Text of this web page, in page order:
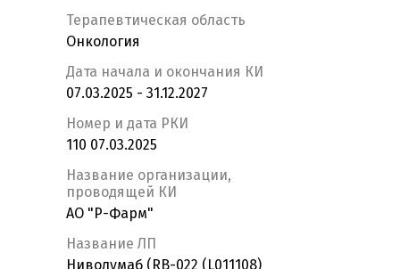
Терапевтическая область
Онкология
Дата начала и окончания КИ
07.03.2025 - 31.12.2027
Номер и дата РКИ
110 07.03.2025
Название организации,
проводящей КИ
АО "Р-Фарм"
Название ЛП
Ниволумаб (RB-022 (L011108)